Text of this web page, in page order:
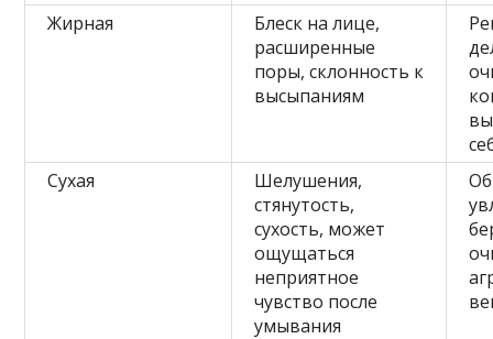
Жирная
Блеск на лице,
расширенные
поры, склонность к
высыпаниям
Сухая
Шелушения,
стянутость,
сухость, может
ощущаться
неприятное
чувство после
умывания